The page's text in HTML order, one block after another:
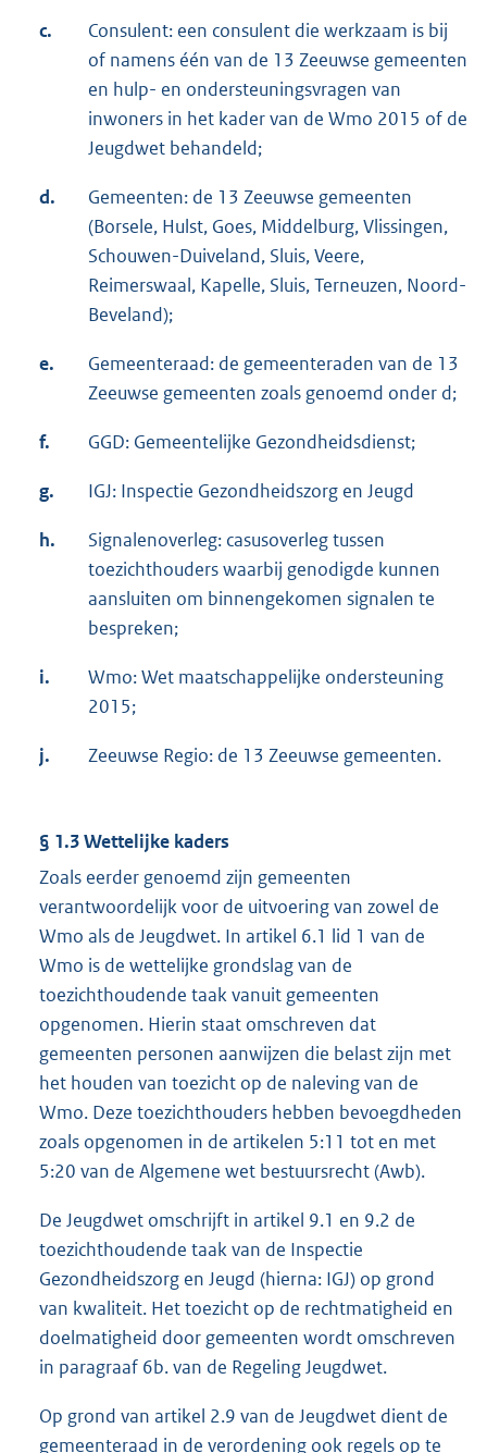
c.
Consulent: een consulent die werkzaam is bij
of namens één van de 13 Zeeuwse gemeenten
en hulp- en ondersteuningsvragen van
inwoners in het kader van de Wmo 2015 of de
Jeugdwet behandeld;
d.
Gemeenten: de 13 Zeeuwse gemeenten
(Borsele, Hulst, Goes, Middelburg, Vlissingen,
Schouwen-Duiveland, Sluis, Veere,
Reimerswaal, Kapelle, Sluis, Terneuzen, Noord-
Beveland);
e.
Gemeenteraad: de gemeenteraden van de 13
Zeeuwse gemeenten zoals genoemd onder d;
f. GGD: Gemeentelijke Gezondheidsdienst;
g. IGJ: Inspectie Gezondheidszorg en Jeugd
h.
Signalenoverleg: casusoverleg tussen
toezichthouders waarbij genodigde kunnen
aansluiten om binnengekomen signalen te
bespreken;
i.
Wmo: Wet maatschappelijke ondersteuning
2015;
j. Zeeuwse Regio: de 13 Zeeuwse gemeenten.
§ 1.3 Wettelijke kaders
Zoals eerder genoemd zijn gemeenten
verantwoordelijk voor de uitvoering van zowel de
Wmo als de Jeugdwet. In artikel 6.1 lid 1 van de
Wmo is de wettelijke grondslag van de
toezichthoudende taak vanuit gemeenten
opgenomen. Hierin staat omschreven dat
gemeenten personen aanwijzen die belast zijn met
het houden van toezicht op de naleving van de
Wmo. Deze toezichthouders hebben bevoegdheden
zoals opgenomen in de artikelen 5:11 tot en met
5:20 van de Algemene wet bestuursrecht (Awb).
De Jeugdwet omschrijft in artikel 9.1 en 9.2 de
toezichthoudende taak van de Inspectie
Gezondheidszorg en Jeugd (hierna: IGJ) op grond
van kwaliteit. Het toezicht op de rechtmatigheid en
doelmatigheid door gemeenten wordt omschreven
in paragraaf 6b. van de Regeling Jeugdwet.
Op grond van artikel 2.9 van de Jeugdwet dient de
gemeenteraad in de verordening ook regels op te